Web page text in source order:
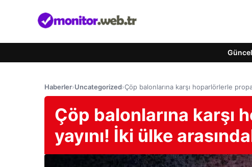
Haberler›Uncategorized›Çöp balonlarına karşı hoparlörlerle
Çöp balonlarına karşı
yayını! İki ülke